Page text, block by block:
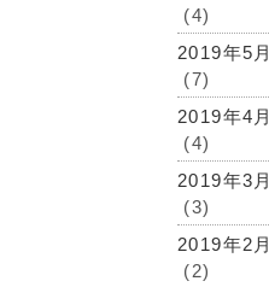
(4)
2019年5月
(7)
2019年4月
(4)
2019年3月
(3)
2019年2月
(2)